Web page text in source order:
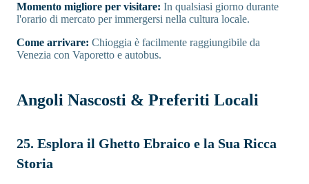
Momento migliore per visitare: In qualsiasi giorno durante
l'orario di mercato per immergersi nella cultura locale.
Come arrivare: Chioggia è facilmente raggiungibile da
Venezia con Vaporetto e autobus.
Angoli Nascosti & Preferiti Locali
25. Esplora il Ghetto Ebraico e la Sua Ricca
Storia